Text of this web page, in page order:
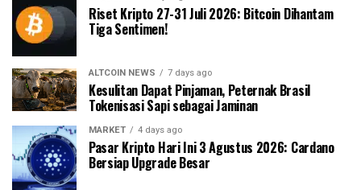
Riset Kripto 27-31 Juli 2026: Bitcoin Dihantam
Tiga Sentimen!
ALTCOIN NEWS 7 days ago
Kesulitan Dapat Pinjaman, Peternak Brasil
Tokenisasi Sapi sebagai Jaminan
MARKET 4 days ago
Pasar Kripto Hari Ini 3 Agustus 2026: Cardano
Bersiap Upgrade Besar